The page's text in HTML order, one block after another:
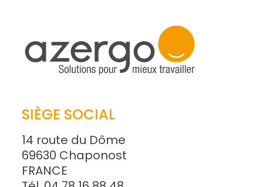
SIÈGE SOCIAL
14 route du Dôme
69630 Chaponost
FRANCE